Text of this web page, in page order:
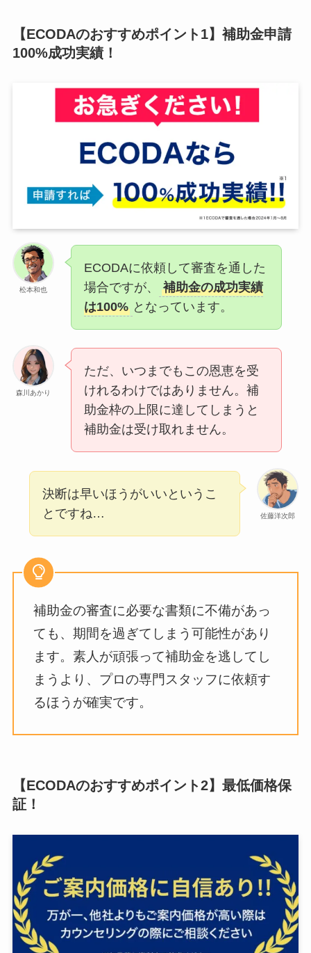
【ECODAのおすすめポイント1】補助金申請
100%成功実績！
松本和也
ECODAに依頼して審査を通した
場合ですが、
補助金の成功実績
は100% となっています。
森川あかり
ただ、いつまでもこの恩恵を受
けれるわけではありません。補
助金枠の上限に達してしまうと
補助金は受け取れません。
佐藤洋次郎
決断は早いほうがいいというこ
とですね…
補助金の審査に必要な書類に不備があっ
ても、期間を過ぎてしまう可能性があり
ます。素人が頑張って補助金を逃してし
まうより、プロの専門スタッフに依頼す
るほうが確実です。
【ECODAのおすすめポイント2】最低価格保
証！